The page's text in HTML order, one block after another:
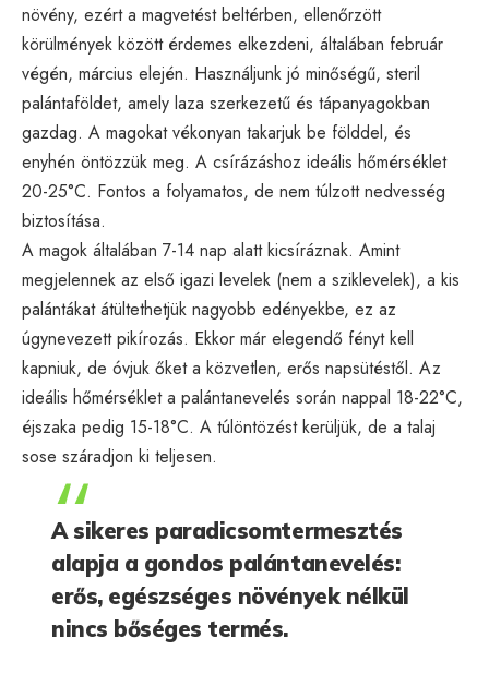
növény, ezért a magvetést beltérben, ellenőrzött
körülmények között érdemes elkezdeni, általában február
végén, március elején. Használjunk jó minőségű, steril
palántaföldet, amely laza szerkezetű és tápanyagokban
gazdag. A magokat vékonyan takarjuk be földdel, és
enyhén öntözzük meg. A csírázáshoz ideális hőmérséklet
20-25°C. Fontos a folyamatos, de nem túlzott nedvesség
biztosítása.
A magok általában 7-14 nap alatt kicsíráznak. Amint
megjelennek az első igazi levelek (nem a sziklevelek), a kis
palántákat átültethetjük nagyobb edényekbe, ez az
úgynevezett pikírozás. Ekkor már elegendő fényt kell
kapniuk, de óvjuk őket a közvetlen, erős napsütéstől. Az
ideális hőmérséklet a palántanevelés során nappal 18-22°C,
éjszaka pedig 15-18°C. A túlöntözést kerüljük, de a talaj
sose száradjon ki teljesen.
A sikeres paradicsomtermesztés
alapja a gondos palántanevelés:
erős, egészséges növények nélkül
nincs bőséges termés.